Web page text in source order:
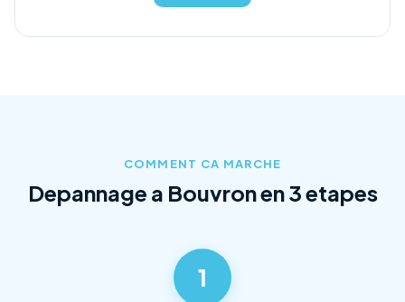
COMMENT CA MARCHE
Depannage a Bouvron en 3 etapes
1